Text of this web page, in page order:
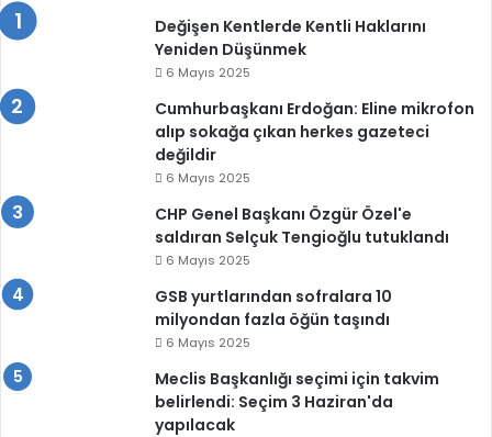
Değişen Kentlerde Kentli Haklarını
Yeniden Düşünmek
6 Mayıs 2025
Cumhurbaşkanı Erdoğan: Eline mikrofon
alıp sokağa çıkan herkes gazeteci
değildir
6 Mayıs 2025
CHP Genel Başkanı Özgür Özel'e
saldıran Selçuk Tengioğlu tutuklandı
6 Mayıs 2025
GSB yurtlarından sofralara 10
milyondan fazla öğün taşındı
6 Mayıs 2025
Meclis Başkanlığı seçimi için takvim
belirlendi: Seçim 3 Haziran'da
yapılacak